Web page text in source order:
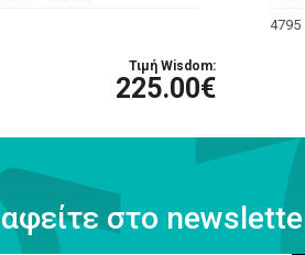
Τιμή Wisdom:
225.00€
4795
στο